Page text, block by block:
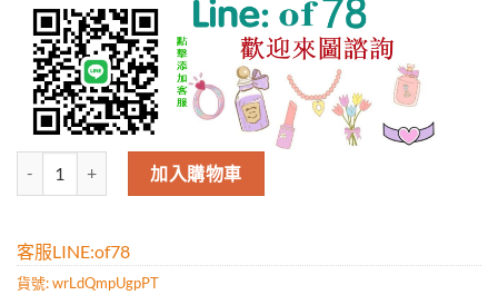
高仿Chanel2021秋冬新款時尚女士菱格漁夫帽，女神首選不可錯過，
加入購物車
客服LINE:of78
貨號:wrLdQmpUgpPT